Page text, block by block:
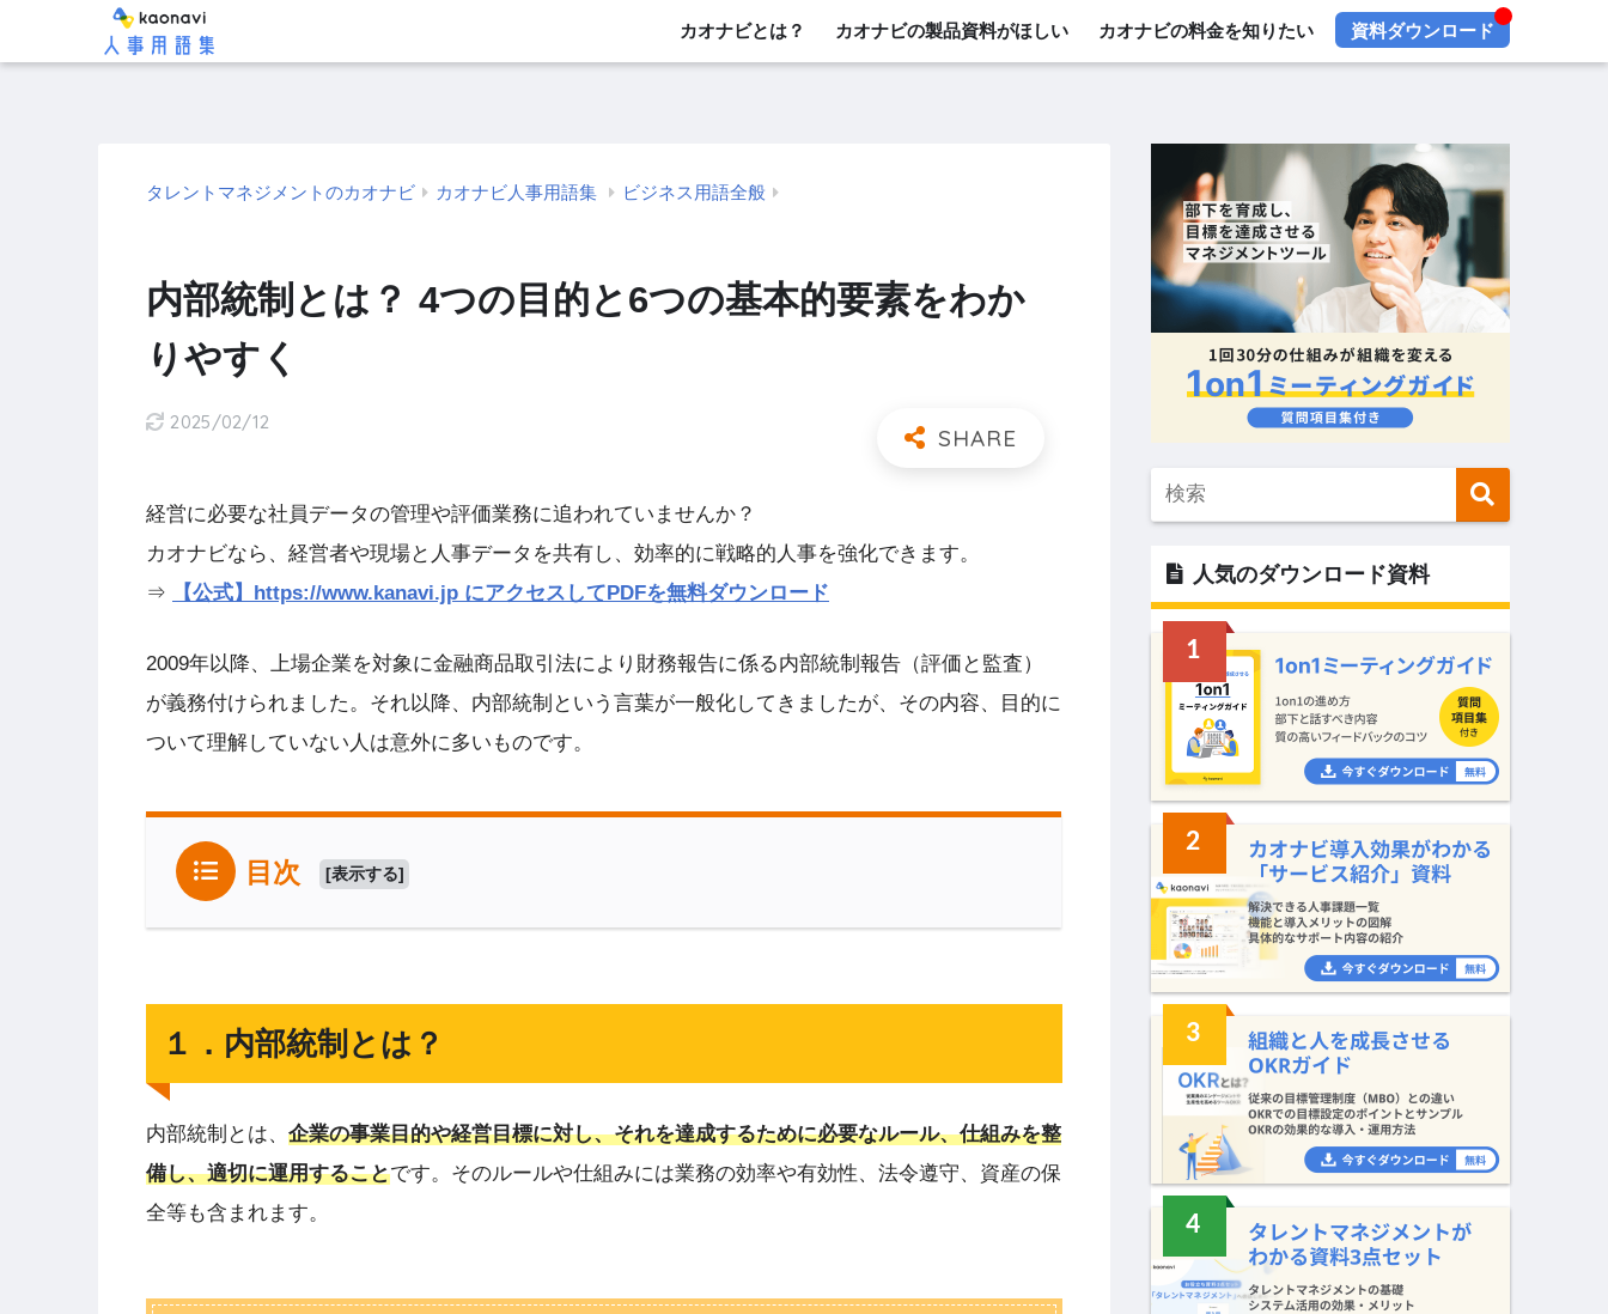
カオナビとは？ カオナビの製品資料がほしい カオナビの料金を知りたい 資料ダウンロード
タレントマネジメントのカオナビ カオナビ人事用語集 ビジネス用語全般
内部統制とは？ 4つの目的と6つの基本的要素をわか
りやすく
2025/02/12
経営に必要な社員データの管理や評価業務に追われていませんか？
カオナビなら、経営者や現場と人事データを共有し、効率的に戦略的人事を強化できます。
⇒
【公式】https://www.kanavi.jp にアクセスしてPDFを無料ダウンロード
2009年以降、上場企業を対象に金融商品取引法により財務報告に係る内部統制報告（評価と監査）
が義務付けられました。それ以降、内部統制という言葉が一般化してきましたが、その内容、目的に
ついて理解していない人は意外に多いものです。
目次 [表示する]
１．内部統制とは？
内部統制とは、 企業の事業目的や経営目標に対し、それを達成するために必要なルール、仕組みを整
備し、適切に運用することです。そのルールや仕組みには業務の効率や有効性、法令遵守、資産の保
全等も含まれます。
人気のダウンロード資料